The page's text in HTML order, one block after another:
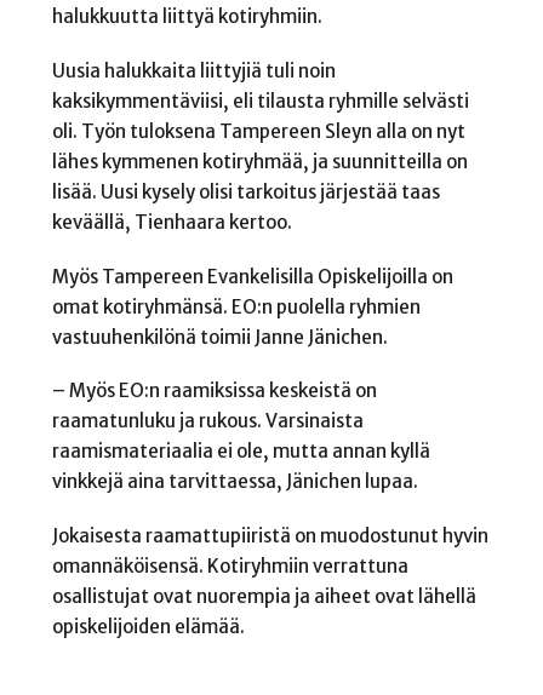
halukkuutta liittyä kotiryhmiin.
Uusia halukkaita liittyjiä tuli noin
kaksikymmentäviisi, eli tilausta ryhmille selvästi
oli. Työn tuloksena Tampereen Sleyn alla on nyt
lähes kymmenen kotiryhmää, ja suunnitteilla on
lisää. Uusi kysely olisi tarkoitus järjestää taas
keväällä, Tienhaara kertoo.
Myös Tampereen Evankelisilla Opiskelijoilla on
omat kotiryhmänsä. EO:n puolella ryhmien
vastuuhenkilönä toimii Janne Jänichen.
– Myös EO:n raamiksissa keskeistä on
raamatunluku ja rukous. Varsinaista
raamismateriaalia ei ole, mutta annan kyllä
vinkkejä aina tarvittaessa, Jänichen lupaa.
Jokaisesta raamattupiiristä on muodostunut hyvin
omannäköisensä. Kotiryhmiin verrattuna
osallistujat ovat nuorempia ja aiheet ovat lähellä
opiskelijoiden elämää.